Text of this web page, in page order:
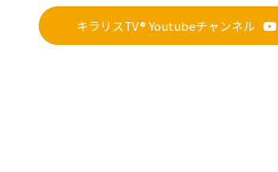
キラリスTV® Youtubeチャンネル